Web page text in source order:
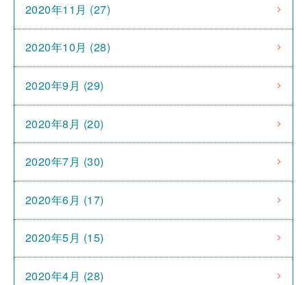
2020年11月 (27)
2020年10月 (28)
2020年9月 (29)
2020年8月 (20)
2020年7月 (30)
2020年6月 (17)
2020年5月 (15)
2020年4月 (28)